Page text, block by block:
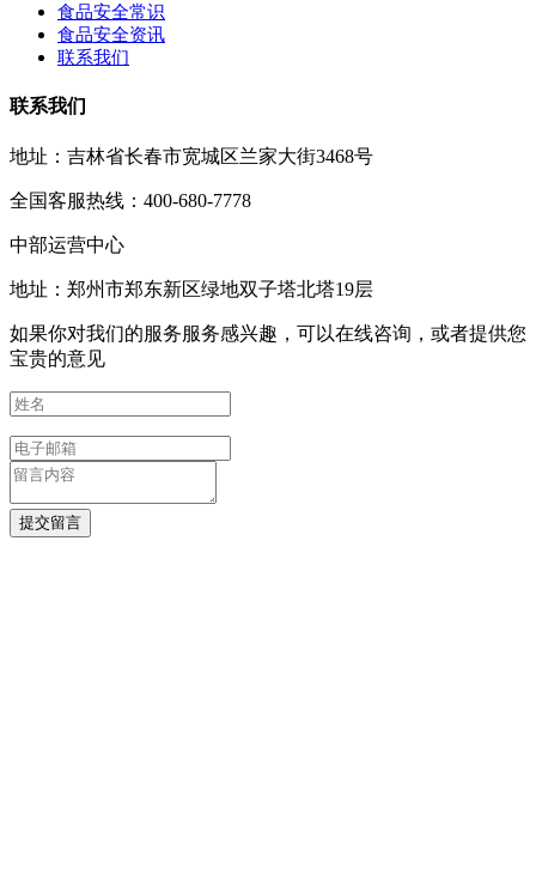
食品安全常识
食品安全资讯
联系我们
联系我们
地址：吉林省长春市宽城区兰家大街3468号
全国客服热线：400-680-7778
中部运营中心
地址：郑州市郑东新区绿地双子塔北塔19层
如果你对我们的服务服务感兴趣，可以在线咨询，或者提供您
宝贵的意见
提交留言